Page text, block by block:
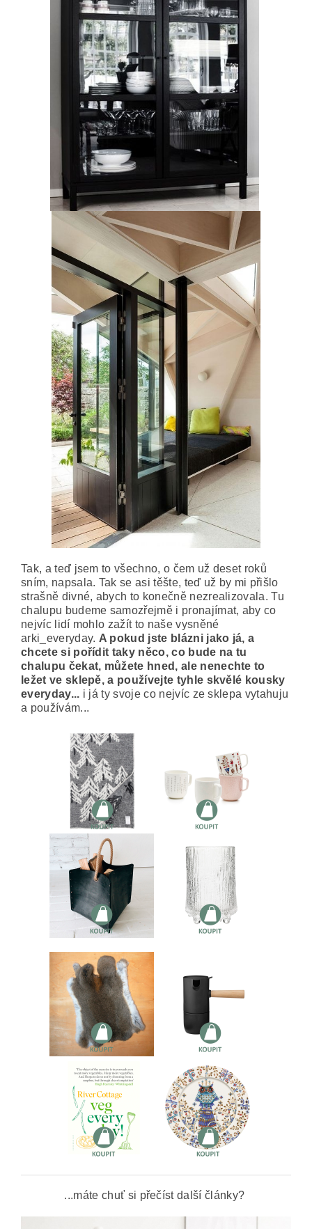
Tak, a teď jsem to všechno, o čem už deset roků
sním, napsala. Tak se asi těšte, teď už by mi přišlo
strašně divné, abych to konečně nezrealizovala. Tu
chalupu budeme samozřejmě i pronajímat, aby co
nejvíc lidí mohlo zažít to naše vysněné
arki_everyday. A pokud jste blázni jako já, a
chcete si pořídit taky něco, co bude na tu
chalupu čekat, můžete hned, ale nenechte to
ležet ve sklepě, a používejte tyhle skvělé kousky
everyday... i já ty svoje co nejvíc ze sklepa vytahuju
a používám...
...máte chuť si přečíst další články?